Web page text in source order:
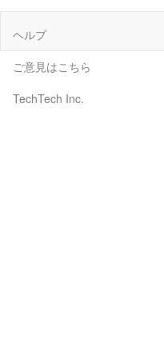
ヘルプ
ご意見はこちら
TechTech Inc.